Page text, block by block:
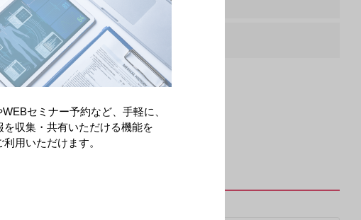
セミナー予約など、手軽に、
を収集・共有いただける機能を
利用いただけます。